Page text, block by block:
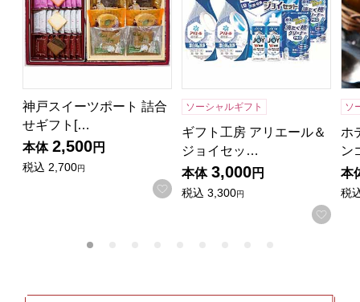
神戸スイーツポート 詰合
せギフト[…
本体 2,500円
税込 2,700円
お気に入りに登録する
ソーシャルギフト
ギフト工房 アリエール＆
ジョイセッ…
本体 3,000円
税込 3,300円
お気
ソ
ホ
ン
本
税